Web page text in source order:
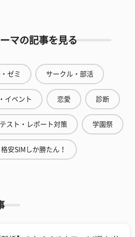
マの記事を見る
ゼミ サークル・部活
イベント 恋愛 診断
テスト・レポート対策 学園祭
格安SIMしか勝たん！